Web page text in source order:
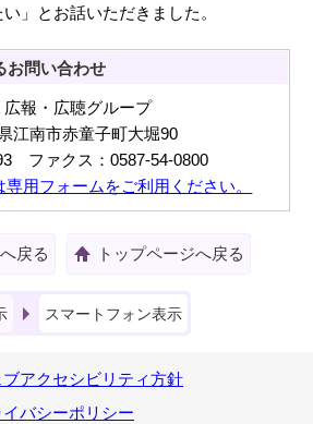
」とお話いただきました。
お問い合わせ
報・広聴グループ
江南市赤童子町大堀90
ファクス：0587-54-0800
用フォームをご利用ください。
戻る トップページへ戻る
スマートフォン表示
ブアクセシビリティ方針
イバシーポリシー